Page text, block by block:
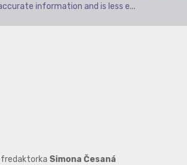
information and is less e...
Simona Česaná